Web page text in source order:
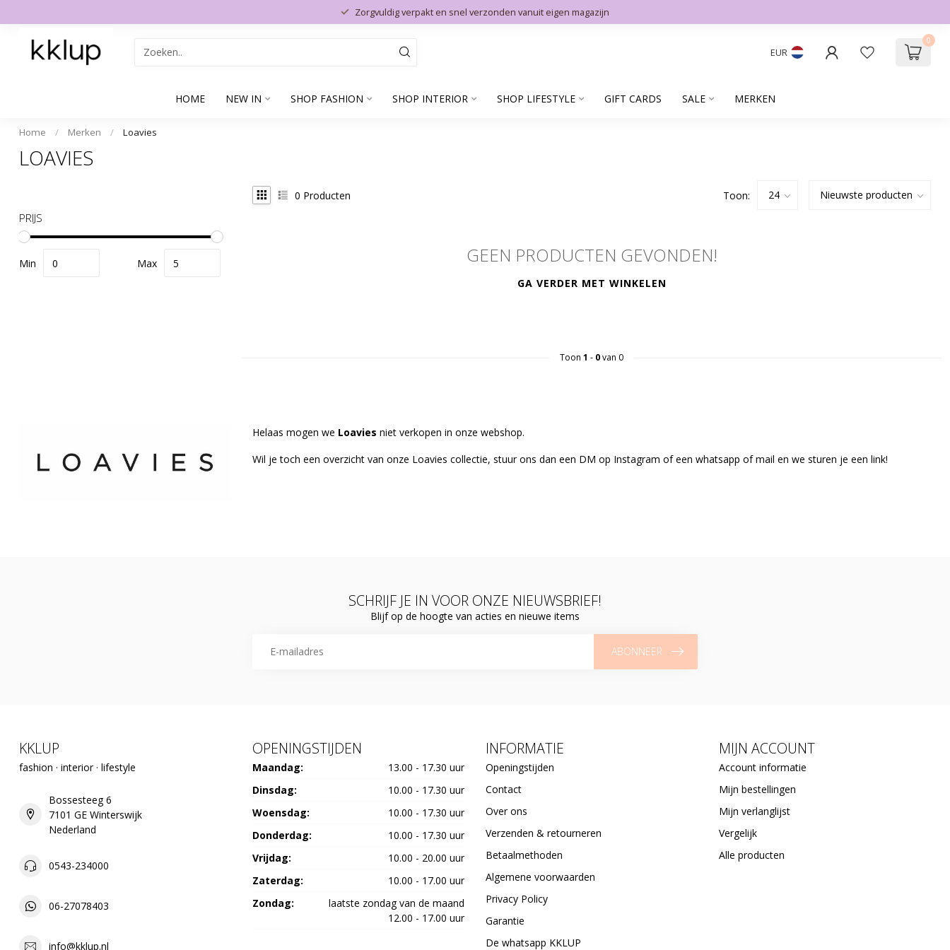
Zorgvuldig verpakt en snel verzonden vanuit eigen magazijn
EUR
0
HOME NEW IN SHOP FASHION SHOP INTERIOR SHOP LIFESTYLE GIFT CARDS SALE MERKEN
Home / Merken / Loavies
LOAVIES
PRIJS
Min Max
0 Producten Toon:
GEEN PRODUCTEN GEVONDEN!
GA VERDER MET WINKELEN
Toon 1 - 0van 0
Helaas mogen we Loavies niet verkopen in onze webshop.
Wil je toch een overzicht van onze Loavies collectie, stuur ons dan een DM op Instagram of een whatsapp of mail en we sturen je een link!
SCHRIJF JE IN VOOR ONZE NIEUWSBRIEF!
Blijf op de hoogte van acties en nieuwe items
ABONNEER
KKLUP
fashion · interior · lifestyle
Bossesteeg 6
7101 GE Winterswijk
Nederland
0543-234000
06-27078403
info@kklup.nl
OPENINGSTIJDEN
Maandag:
13.00 - 17.30 uur
Dinsdag:
10.00 - 17.30 uur
Woensdag:
10.00 - 17.30 uur
Donderdag:
10.00 - 17.30 uur
Vrijdag:
10.00 - 20.00 uur
Zaterdag:
10.00 - 17.00 uur
Zondag:
laatste zondag van de maand
12.00 - 17.00 uur
INFORMATIE
Openingstijden
Contact
Over ons
Verzenden & retourneren
Betaalmethoden
Algemene voorwaarden
Privacy Policy
Garantie
De whatsapp KKLUP
MIJN ACCOUNT
Account informatie
Mijn bestellingen
Mijn verlanglijst
Vergelijk
Alle producten